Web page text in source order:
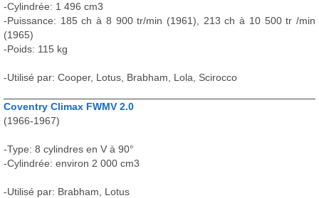
-Cylindrée: 1 496 cm3
-Puissance: 185 ch à 8 900 tr/min (1961), 213 ch à 10 500 tr /min
(1965)
-Poids: 115 kg
-Utilisé par: Cooper, Lotus, Brabham, Lola, Scirocco
Coventry Climax FWMV 2.0
(1966-1967)
-Type: 8 cylindres en V à 90°
-Cylindrée: environ 2 000 cm3
-Utilisé par: Brabham, Lotus